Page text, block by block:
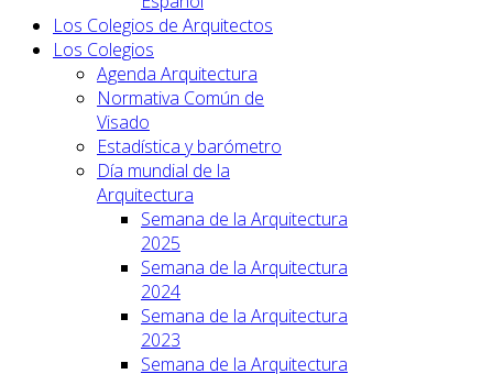
Los Colegios de Arquitectos
Los Colegios
Agenda Arquitectura
Normativa Común de
Visado
Estadística y barómetro
Día mundial de la
Arquitectura
Semana de la Arquitectura
2025
Semana de la Arquitectura
2024
Semana de la Arquitectura
2023
Semana de la Arquitectura